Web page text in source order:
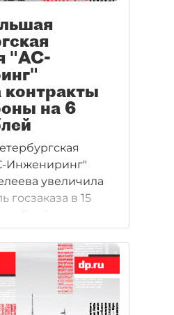
"АС-
контракты
на 6
Инжениринг"
увеличила
госзаказа в 15
помогла
теория шести
на крупного
вышел через